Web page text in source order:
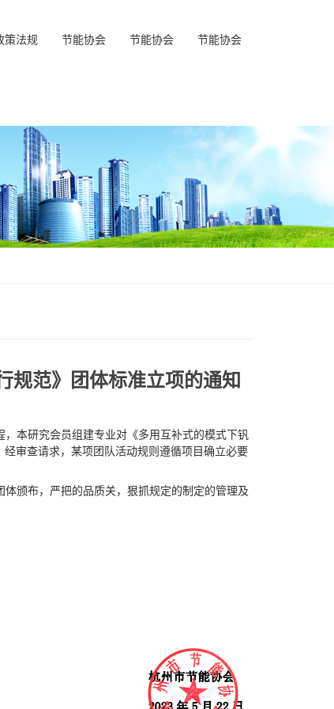
策法规 节能协会 节能协会 节能协会
规范》团体标准立项的通知
本研究会员组建专业对《多用互补式的模式下钒
审查请求，某项团队活动规则遵循项目确立必要
颁布，严把的品质关，狠抓规定的制定的管理及